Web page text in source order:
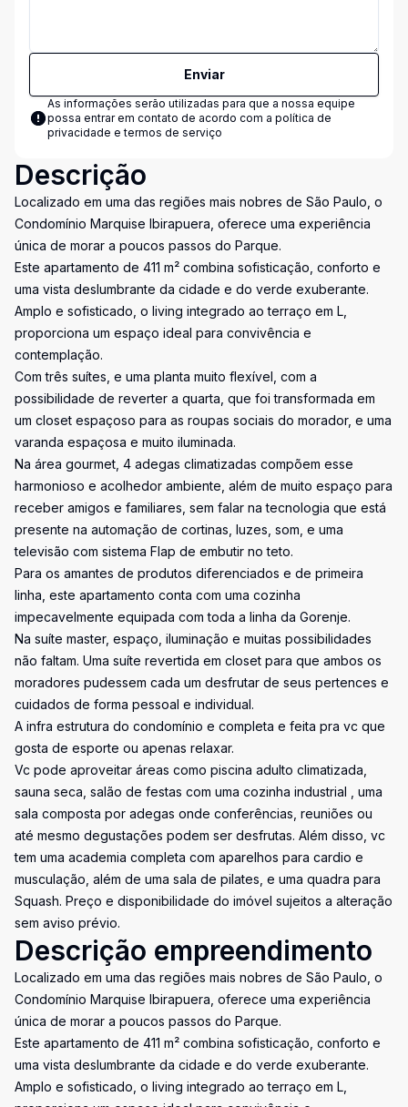
Enviar
As informações serão utilizadas para que a nossa equipe
possa entrar em contato de acordo com a política de
privacidade e termos de serviço
Descrição
Localizado em uma das regiões mais nobres de São Paulo, o
Condomínio Marquise Ibirapuera, oferece uma experiência
única de morar a poucos passos do Parque.
Este apartamento de 411 m² combina sofisticação, conforto e
uma vista deslumbrante da cidade e do verde exuberante.
Amplo e sofisticado, o living integrado ao terraço em L,
proporciona um espaço ideal para convivência e
contemplação.
Com três suítes, e uma planta muito flexível, com a
possibilidade de reverter a quarta, que foi transformada em
um closet espaçoso para as roupas sociais do morador, e uma
varanda espaçosa e muito iluminada.
Na área gourmet, 4 adegas climatizadas compõem esse
harmonioso e acolhedor ambiente, além de muito espaço para
receber amigos e familiares, sem falar na tecnologia que está
presente na automação de cortinas, luzes, som, e uma
televisão com sistema Flap de embutir no teto.
Para os amantes de produtos diferenciados e de primeira
linha, este apartamento conta com uma cozinha
impecavelmente equipada com toda a linha da Gorenje.
Na suíte master, espaço, iluminação e muitas possibilidades
não faltam. Uma suíte revertida em closet para que ambos os
moradores pudessem cada um desfrutar de seus pertences e
cuidados de forma pessoal e individual.
A infra estrutura do condomínio e completa e feita pra vc que
gosta de esporte ou apenas relaxar.
Vc pode aproveitar áreas como piscina adulto climatizada,
sauna seca, salão de festas com uma cozinha industrial , uma
sala composta por adegas onde conferências, reuniões ou
até mesmo degustações podem ser desfrutas. Além disso, vc
tem uma academia completa com aparelhos para cardio e
musculação, além de uma sala de pilates, e uma quadra para
Squash. Preço e disponibilidade do imóvel sujeitos a alteração
sem aviso prévio.
Descrição empreendimento
Localizado em uma das regiões mais nobres de São Paulo, o
Condomínio Marquise Ibirapuera, oferece uma experiência
única de morar a poucos passos do Parque.
Este apartamento de 411 m² combina sofisticação, conforto e
uma vista deslumbrante da cidade e do verde exuberante.
Amplo e sofisticado, o living integrado ao terraço em L,